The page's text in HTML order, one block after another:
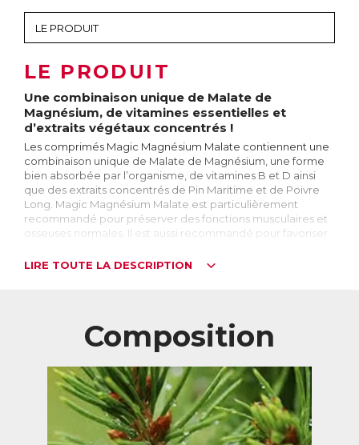
LE PRODUIT
Une combinaison unique de Malate de
Magnésium, de vitamines essentielles et
d’extraits végétaux concentrés !
Les comprimés Magic Magnésium Malate contiennent une
combinaison unique de Malate de Magnésium, une forme
bien absorbée par l’organisme, de vitamines B et D ainsi
que des extraits concentrés de Pin Maritime et de Poivre
Long. Magic Magnésium Malate est particulièrement
recommandé pour préserver des fonctions musculaires et
osseuses normales. Il est aussi recommandé pour favoriser
dans l’organisme, le corps en renferme approximativement
25g dont environ la moitié se situe dans les os et les dents,
un quart dans les muscles et un quart réparti entre le
système nerveux, le foie, les reins, ...
A quoi sert-il ?
Indispensable à la bonne santé du corps, le magnésium
intervient dans plus de 300 fonctions biochimiques. On
LIRE TOUTE LA DESCRIPTION
Composition